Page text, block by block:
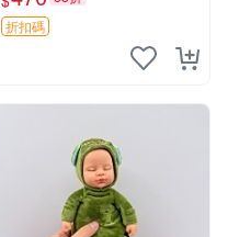
絨玩具 偽裝娃娃 玩具擺飾
折扣碼